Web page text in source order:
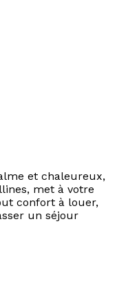
et chaleureux,
met à votre
confort à louer,
un séjour